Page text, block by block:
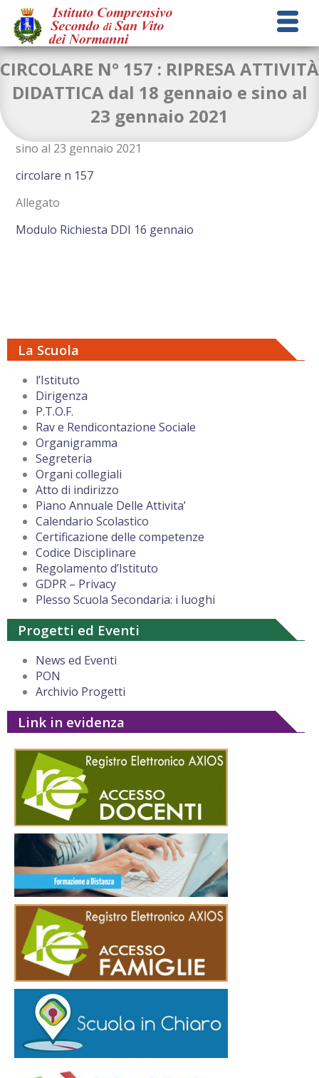
La Scuola
l’Istituto
Dirigenza
P.T.O.F.
Rav e Rendicontazione Sociale
Organigramma
Segreteria
Organi collegiali
Atto di indirizzo
Piano Annuale Delle Attivita’
Calendario Scolastico
Certificazione delle competenze
Codice Disciplinare
Regolamento d’Istituto
GDPR – Privacy
Plesso Scuola Secondaria: i luoghi
Progetti ed Eventi
News ed Eventi
PON
Archivio Progetti
Link in evidenza
CIRCOLARE N° 157 : RIPRESA ATTIVITÀ
DIDATTICA dal 18 gennaio e sino al
23 gennaio 2021
RIPRESA ATTIVITÀ DIDATTICA dal 18 gennaio e
sino al 23 gennaio 2021
circolare n 157
Allegato
Modulo Richiesta DDI 16 gennaio